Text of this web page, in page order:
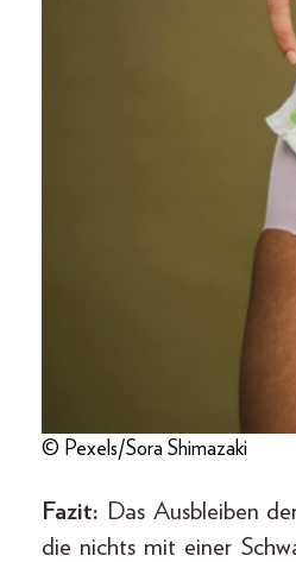
© Pexels/Sora Shimazaki
Fazit: Das Ausbleiben
die nichts mit einer